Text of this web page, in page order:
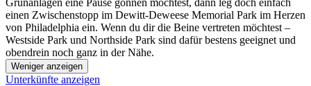
Grünanlagen eine Pause gönnen möchtest, dann leg doch einfach
einen Zwischenstopp im Dewitt-Deweese Memorial Park im Herzen
von Philadelphia ein. Wenn du dir die Beine vertreten möchtest –
Westside Park und Northside Park sind dafür bestens geeignet und
obendrein noch ganz in der Nähe.
Weniger anzeigen
Unterkünfte anzeigen